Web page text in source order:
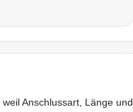
Anschlussart, Länge und